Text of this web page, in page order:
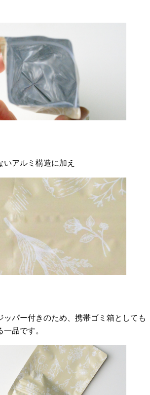
アルミ構造に加え
ッパー付きのため、携帯ゴミ箱としても
品です。